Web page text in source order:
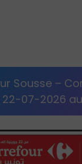
Sousse –
22-07-2026